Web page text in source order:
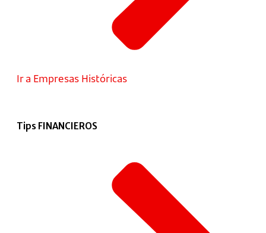
Ir a Empresas Históricas
Tips FINANCIEROS